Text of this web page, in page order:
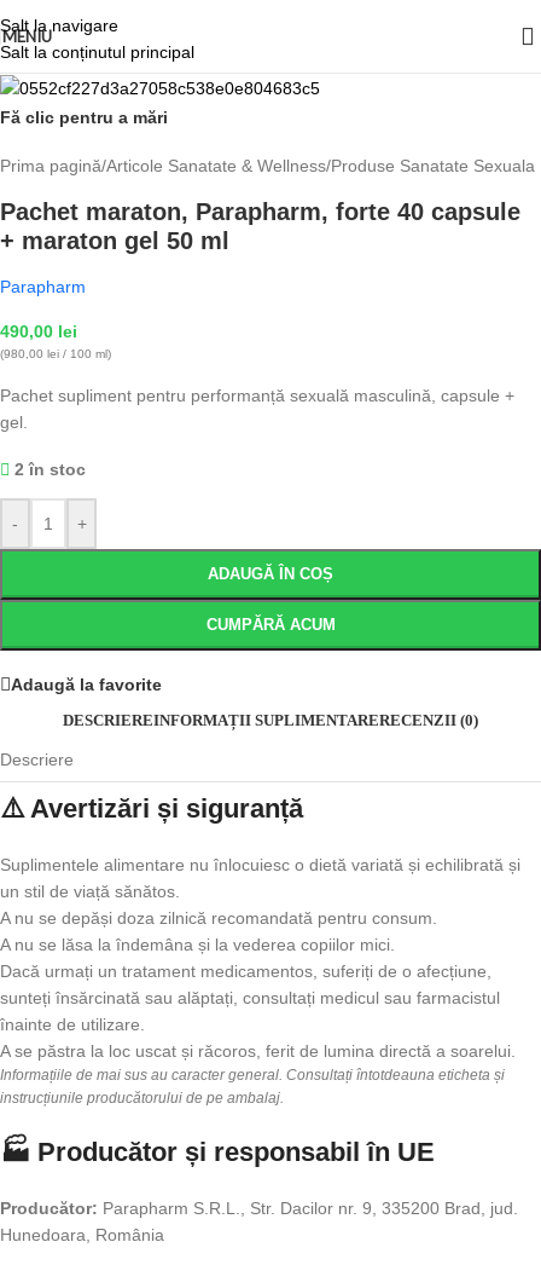
Salt la navigare
Salt la conținutul principal
MENIU
Fă clic pentru a mări
Prima pagină/Articole Sanatate & Wellness/Produse Sanatate Sexuala
Pachet maraton, Parapharm, forte 40 capsule
+ maraton gel 50 ml
Parapharm
490,00 lei
(980,00 lei / 100 ml)
Pachet supliment pentru performanță sexuală masculină, capsule +
gel.
2 în stoc
- +
ADAUGĂ ÎN COȘ
CUMPĂRĂ ACUM
Adaugă la favorite
DESCRIEREINFORMAȚII SUPLIMENTARERECENZII (0)
Descriere
⚠️ Avertizări și siguranță
Suplimentele alimentare nu înlocuiesc o dietă variată și echilibrată și
un stil de viață sănătos.
A nu se depăși doza zilnică recomandată pentru consum.
A nu se lăsa la îndemâna și la vederea copiilor mici.
Dacă urmați un tratament medicamentos, suferiți de o afecțiune,
sunteți însărcinată sau alăptați, consultați medicul sau farmacistul
înainte de utilizare.
A se păstra la loc uscat și răcoros, ferit de lumina directă a soarelui.
Informațiile de mai sus au caracter general. Consultați întotdeauna eticheta și
instrucțiunile producătorului de pe ambalaj.
🏭 Producător și responsabil în UE
Producător: Parapharm S.R.L., Str. Dacilor nr. 9, 335200 Brad, jud.
Hunedoara, România